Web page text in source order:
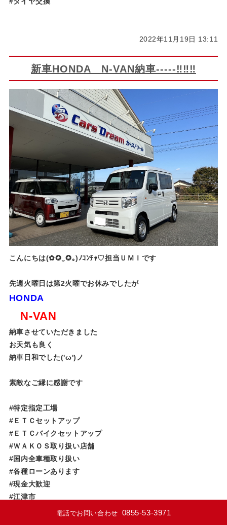
2022年11月19日 13:11
新車HONDA N-VAN納車-----‼‼‼
こんにちは(✿✪‿✪｡)ﾉｺﾝﾁｬ♡担当ＵＭＩです
先週火曜日は第2火曜でお休みでしたが
HONDA
N-VAN
納車させていただきました
お天気も良く
納車日和でした('ω')ノ
素敵なご縁に感謝です
#特定指定工場
#ＥＴＣセットアップ
#ＥＴＣバイクセットアップ
#ＷＡＫＯＳ取り扱い店舗
#国内全車種取り扱い
#各種ローンあります
#現金大歓迎
#江津市
電話でお問い合わせ 0855-53-3971